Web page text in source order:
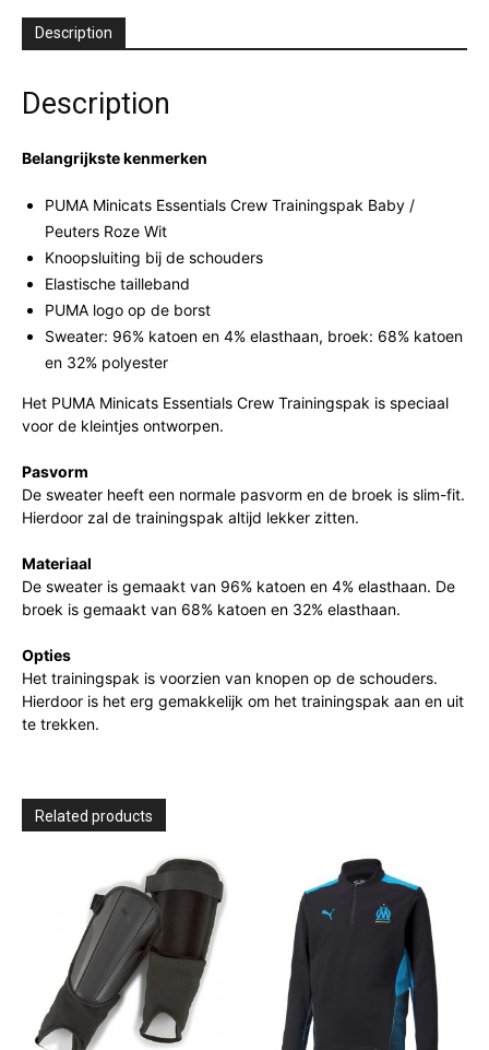
Description
Description
Belangrijkste kenmerken
PUMA Minicats Essentials Crew Trainingspak Baby /
Peuters Roze Wit
Knoopsluiting bij de schouders
Elastische tailleband
PUMA logo op de borst
Sweater: 96% katoen en 4% elasthaan, broek: 68% katoen
en 32% polyester
Het PUMA Minicats Essentials Crew Trainingspak is speciaal
voor de kleintjes ontworpen.
Pasvorm
De sweater heeft een normale pasvorm en de broek is slim-fit.
Hierdoor zal de trainingspak altijd lekker zitten.
Materiaal
De sweater is gemaakt van 96% katoen en 4% elasthaan. De
broek is gemaakt van 68% katoen en 32% elasthaan.
Opties
Het trainingspak is voorzien van knopen op de schouders.
Hierdoor is het erg gemakkelijk om het trainingspak aan en uit
te trekken.
Related products